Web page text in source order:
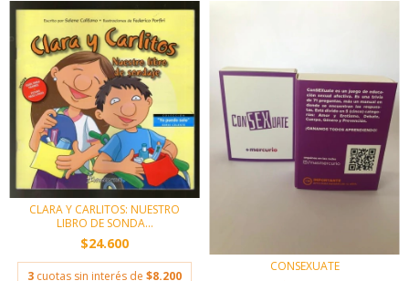
CLARA Y CARLITOS: NUESTRO
LIBRO DE SONDA...
$24.600
3 cuotas sin interés de $8.200
CONSEXUATE